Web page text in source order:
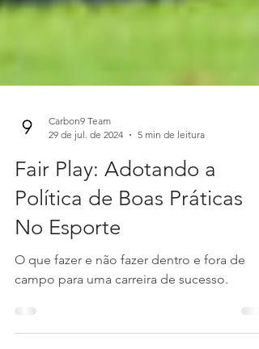
Carbon9 Team
29 de jul. de 2024
5 min de leitura
Fair Play: Adotando a
Política de Boas Práticas
No Esporte
O que fazer e não fazer dentro e fora de
campo para uma carreira de sucesso.